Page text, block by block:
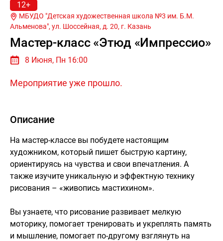
12+
Альменова", ул. Шоссейная, д. 20, г. Казань
Мастер-класс «Этюд «Импрессио»
8 Июня, Пн 16:00
Мероприятие уже прошло.
Описание
На мастер-классе вы побудете настоящим
художником, который пишет быструю картину,
ориентируясь на чувства и свои впечатления. А
также изучите уникальную и эффектную технику
рисования – «живопись мастихином».
Вы узнаете, что рисование развивает мелкую
моторику, помогает тренировать и укреплять память
и мышление, помогает по-другому взглянуть на